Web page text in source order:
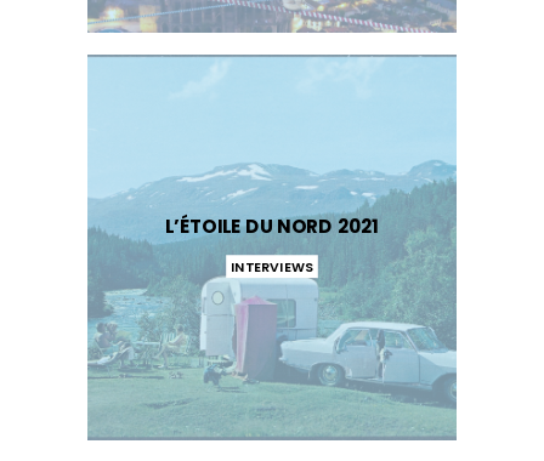
L’ÉTOILE DU NORD 2021
INTERVIEWS